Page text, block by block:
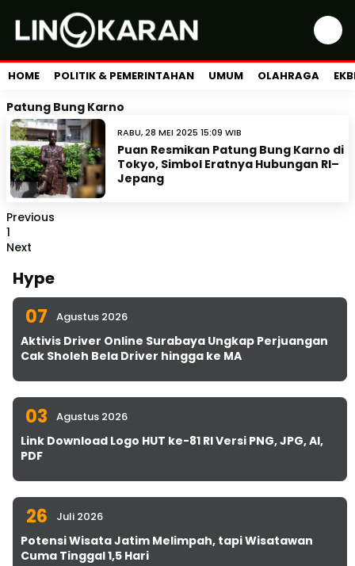
HOME POLITIK & PEMERINTAHAN UMUM OLAHRAGA
Patung Bung Karno
RABU, 28 MEI 2025 15:09 WIB
Puan Resmikan Patung Bung Karno di
Tokyo, Simbol Eratnya Hubungan RI–
Jepang
Previous
1
Next
Hype
07 Agustus 2026
Aktivis Driver Online Surabaya Ungkap Perjuangan
Cak Sholeh Bela Driver hingga ke MA
03 Agustus 2026
Link Download Logo HUT ke-81 RI Versi PNG, JPG, AI,
PDF
26 Juli 2026
Potensi Wisata Jatim Melimpah, tapi Wisatawan
Cuma Tinggal 1,5 Hari